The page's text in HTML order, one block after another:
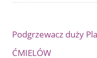
Podgrzewacz duży
ĆMIELÓW